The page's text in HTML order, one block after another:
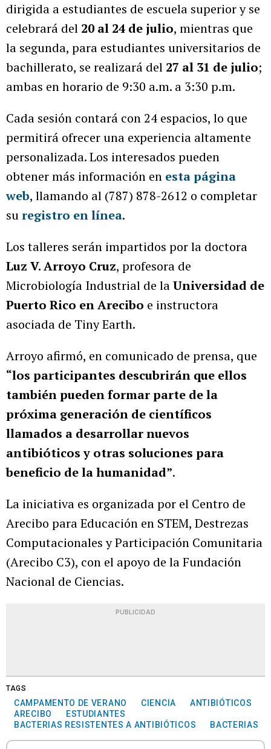
dirigida a estudiantes de escuela superior y se
celebrará del 20 al 24 de julio, mientras que
la segunda, para estudiantes universitarios de
bachillerato, se realizará del 27 al 31 de julio;
ambas en horario de 9:30 a.m. a 3:30 p.m.
Cada sesión contará con 24 espacios, lo que
permitirá ofrecer una experiencia altamente
personalizada. Los interesados pueden
obtener más información en esta página
web, llamando al (787) 878-2612 o completar
suregistro en línea.
Los talleres serán impartidos por la doctora
Luz V. Arroyo Cruz, profesora de
Microbiología Industrial de laUniversidad de
Puerto Rico en Arecibo e instructora
asociada de Tiny Earth.
Arroyo afirmó, en comunicado de prensa, que
“los participantes descubrirán que ellos
también pueden formar parte de la
próxima generación de científicos
llamados a desarrollar nuevos
antibióticos y otras soluciones para
beneficio de la humanidad”.
La iniciativa es organizada por el Centro de
Arecibo para Educación en STEM, Destrezas
Computacionales y Participación Comunitaria
(Arecibo C3), con el apoyo de la Fundación
Nacional de Ciencias.
PUBLICIDAD
TAGS
CAMPAMENTO DE VERANO CIENCIA
ANTIBIÓTICOS
ARECIBO
ESTUDIANTES
BACTERIAS RESISTENTES A ANTIBIÓTICOS
BACTERIAS